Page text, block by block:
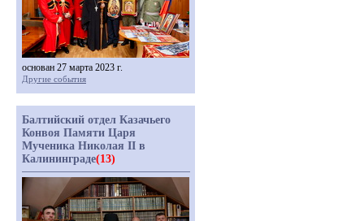
основан 27 марта 2023 г.
Другие события
Балтийский отдел Казачьего
Конвоя Памяти Царя
Мученика Николая II в
Калининграде(13)